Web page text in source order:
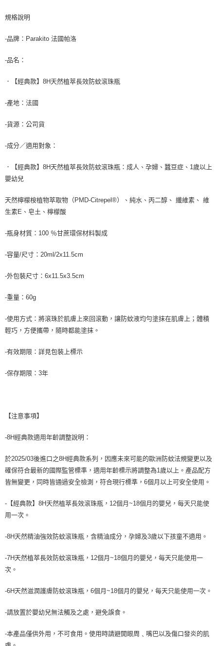
後付繳納相關費用。
客戶支援中心」https://netprotections.freshdesk.com/support/home
【注意事項】
易，需依本服務之必要範圍內提供個人資料，並將交易相關給付款項請求債
權轉讓予恩沛科技股份有限公司。
https://aftee.tw/terms/#terms3
「AFTEE先享後付」，若未經同意申辦者引起之損失，本公司不負相關責
時審查核予不同之上限額度；若仍有額度不足之情形，本公司將視審查結果
５．嚴禁一人註冊多個帳號或使用他人資訊註冊。若發現惡意使用之情形，
每筆NT$60，滿NT$590(含以上)免運費
宅配
每筆NT$150，滿NT$890(含以上)免運費
規格說明
-品牌：Parakito 法國帕洛
-品名：
．【經典款】8H天然植萃長效防蚊滾珠瓶
-產地：法國
-貨源：公司貨
-成分／適用對象：
．【經典款】8H天然植萃長效防蚊滾珠瓶：成人、孕婦、蠶豆症、1歲以上
嬰幼兒
天然檸檬桉植物萃取物（PMD-Citrepel®）、純水、丙二醇、 纖維素、 維
生素E、皂土、檸檬酸
-瓶身材質：100 ％甘蔗環保材料製成
-容量/尺寸：20ml/2x11.5cm
-外包裝尺寸：6x11.5x3.5cm
-重量：60g
-使用方式：將滾珠於肌膚上來回滾動，讓防蚊液均勻塗抹在肌膚上；體積
輕巧，方便攜帶，隨時都能塗抹。
-有效期限：詳見包裝上標示
-保存期限：3年
【注意事項】
-8H經典款適用年齡調整說明：
於2025/03後進口之8H經典款系列，因應未來可能的歐洲防蚊法規變更以及
確保符合最新的國際監管標準，適用年齡標示將調整為1歲以上。產品配方
皆無變更，同時皆通過安全檢測，符合現行標準，6個月以上可安全使用。
-【經典款】8H天然植萃長效滾珠瓶，12個月~18個月的嬰兒，每天只能使
用一次。
-8H天然精油強效防蚊滾珠瓶，含精油成分，孕婦及3歲以下孩童不適用。
-7H天然植萃長效防蚊滾珠瓶，12個月~18個月的嬰兒，每天只能使用一
次。
-6H天然滋潤護膚防蚊滾珠瓶，6個月~18個月的嬰兒，每天只能使用一次。
-請放置於嬰幼兒無法觸及之處，避免誤食。
-本產品僅供外用，不可食用。使用時請避開眼周﹑嘴巴以及傷口發炎的肌